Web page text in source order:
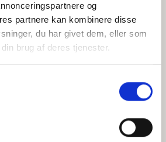
og
partnere kan kombinere disse
du har givet dem, eller som
brug af deres tjenester.
af mine personoplysninger i